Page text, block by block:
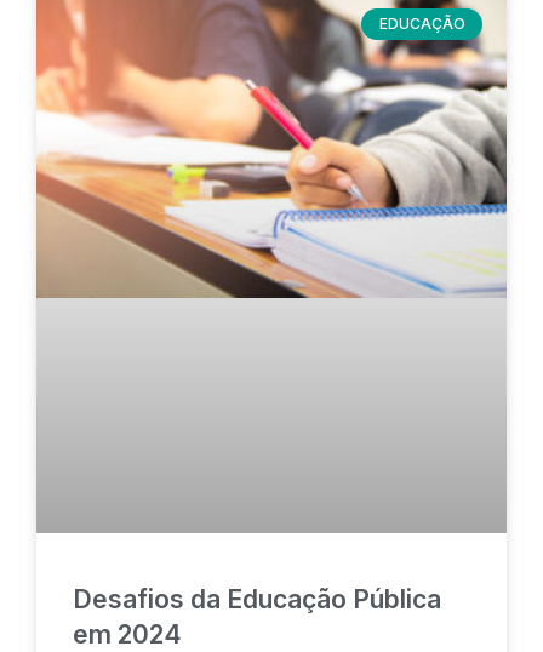
EDUCAÇÃO
Desafios da Educação Pública
em 2024